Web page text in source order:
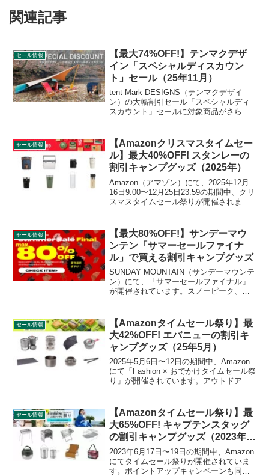
関連記事
セール情報
【最大74%OFF!】テンマクデザ
イン「スペシャルディスカウン
ト」セール（25年11月）
tent-Mark DESIGNS（テンマクデザイ
ン）の大幅割引セール「スペシャルディ
スカウント」セールに対象商品がさらに
大変お得なセールです。詳細をレビュー
します。
セール情報
【Amazonクリスマスタイムセー
ル】最大40%OFF! スタンレーの
割引キャンプグッズ（2025年）
Amazon（アマゾン）にて、2025年12月
16日9:00〜12月25日23:59の期間中、クリ
スマスタイムセール祭りが開催されま
ンプグッズもお得に購入できます。詳細
をレビューします。
セール情報
【最大80%OFF!】サンデーマウ
ンテン「サマーセールファイナ
ル」で買える割引キャンプグッズ
SUNDAY MOUNTAIN（サンデーマウンテ
ン）にて、「サマーセールファイナル」
が開催されています。スノーピーク、ミ
品が最大80%OFFで割引販売されていま
す。詳細をレビューします。
セール情報
【Amazonタイムセール祭り】最
大42%OFF! エバニューの割引キ
ャンプグッズ（25年5月）
2025年5月6日〜12日の期間中、Amazon
にて「Fashion × おでかけタイムセール祭
り」が開催されています。アウトドア用
プグッズもお得に購入できます。詳細を
レビューします。
セール情報
【Amazonタイムセール祭り】最
大65%OFF! キャプテンスタッグ
の割引キャンプグッズ（2023年6
月）
2023年6月17日〜19日の期間中、Amazon
にてタイムセール祭りが開催されていま
す。ポイントアップキャンペーンも同時